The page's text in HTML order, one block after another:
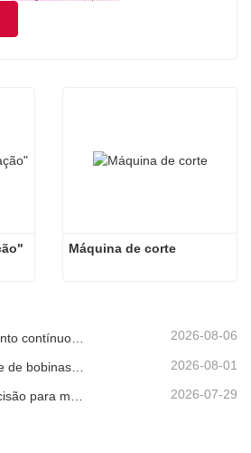
Máquina de corte
2026-08-06
2026-08-01
Nivelamento de alta precisão para melhorar a planicidade da chapa 2026-07-29